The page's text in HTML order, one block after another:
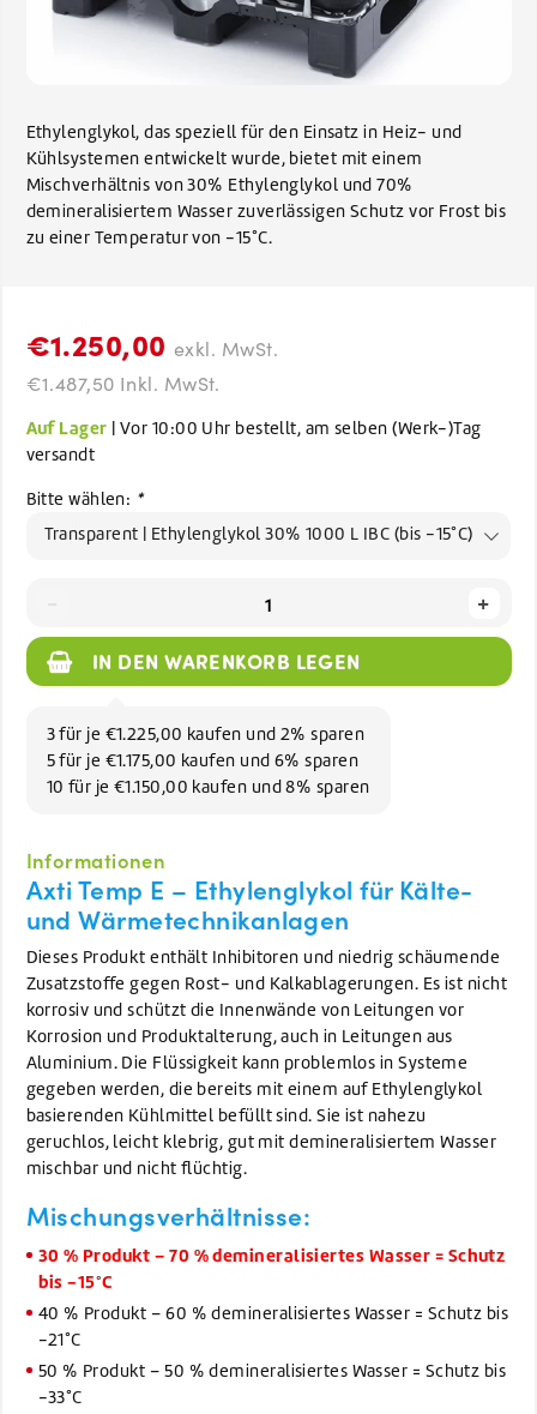
Ethylenglykol, das speziell für den Einsatz in Heiz- und
Kühlsystemen entwickelt wurde, bietet mit einem
Mischverhältnis von 30% Ethylenglykol und 70%
demineralisiertem Wasser zuverlässigen Schutz vor Frost bis
zu einer Temperatur von -15°C.
€1.250,00 exkl. MwSt.
€1.487,50 Inkl. MwSt.
Auf Lager | Vor 10:00 Uhr bestellt, am selben (Werk-)Tag
versandt
Bitte wählen: *
Transparent | Ethylenglykol 30% 1000 L IBC (bis -15°C)
+
IN DEN WARENKORB LEGEN
3 für je €1.225,00 kaufen und 2% sparen
5 für je €1.175,00 kaufen und 6% sparen
10 für je €1.150,00 kaufen und 8% sparen
Informationen
Axti Temp E – Ethylenglykol für Kälte-
und Wärmetechnikanlagen
Dieses Produkt enthält Inhibitoren und niedrig schäumende
Zusatzstoffe gegen Rost- und Kalkablagerungen. Es ist nicht
korrosiv und schützt die Innenwände von Leitungen vor
Korrosion und Produktalterung, auch in Leitungen aus
Aluminium. Die Flüssigkeit kann problemlos in Systeme
gegeben werden, die bereits mit einem auf Ethylenglykol
basierenden Kühlmittel befüllt sind. Sie ist nahezu
geruchlos, leicht klebrig, gut mit demineralisiertem Wasser
mischbar und nicht flüchtig.
Mischungsverhältnisse:
30 % Produkt – 70 % demineralisiertes Wasser = Schutz
bis -15°C
40 % Produkt – 60 % demineralisiertes Wasser = Schutz bis
-21°C
50 % Produkt – 50 % demineralisiertes Wasser = Schutz bis
-33°C